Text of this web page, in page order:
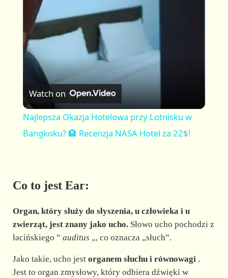
a
V
i
o
Watch on
Najlepsza Okazja Hotelowa przy Lotnisku w
Bangkoku? 🏨 Recenzja NASA Hotel za 22$!
Co to jest Ear:
Organ, który służy do słyszenia, u człowieka i u
zwierząt, jest znany jako ucho.Słowo ucho pochodzi z
łacińskiego ” auditus „, co oznacza „słuch”.
Jako takie, ucho jest organem słuchu i równowagi.
Jest to organ zmysłowy, który odbiera dźwięki w